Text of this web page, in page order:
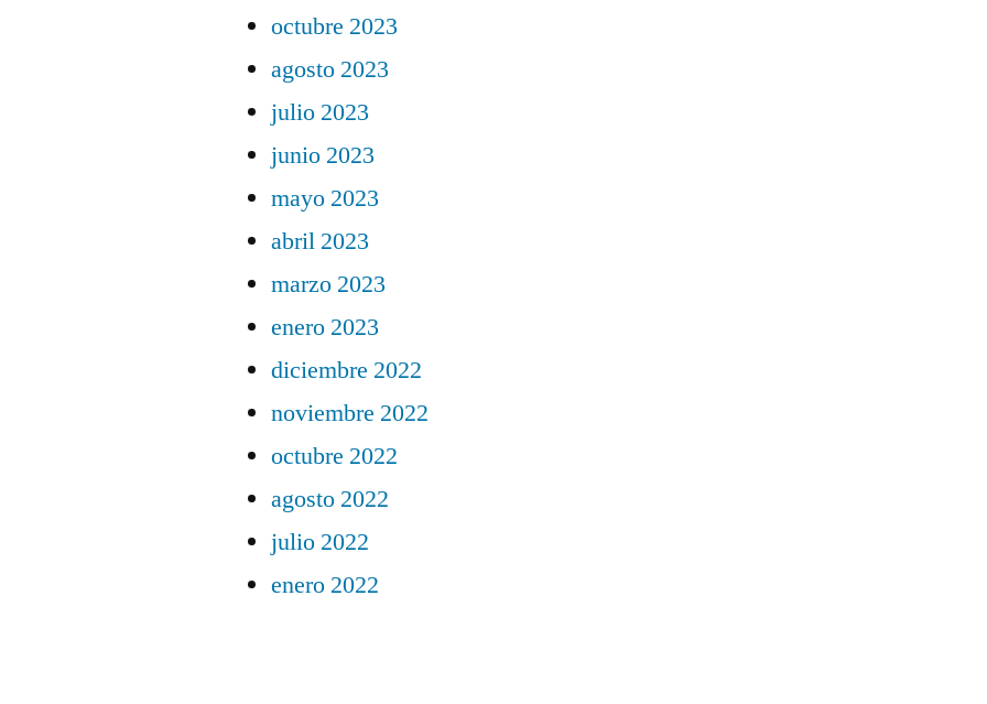
octubre 2023
agosto 2023
julio 2023
junio 2023
mayo 2023
abril 2023
marzo 2023
enero 2023
diciembre 2022
noviembre 2022
octubre 2022
agosto 2022
julio 2022
enero 2022